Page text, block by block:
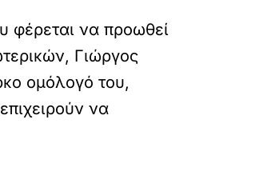
φέρεται να προωθεί
Γιώργος
ομόλογό του,
να